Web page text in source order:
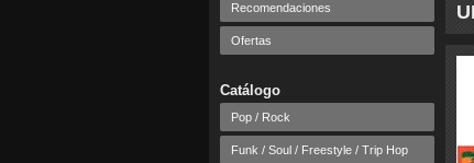
Recomendaciones
Ofertas
Catálogo
Pop / Rock
Funk / Soul / Freestyle / Trip Hop